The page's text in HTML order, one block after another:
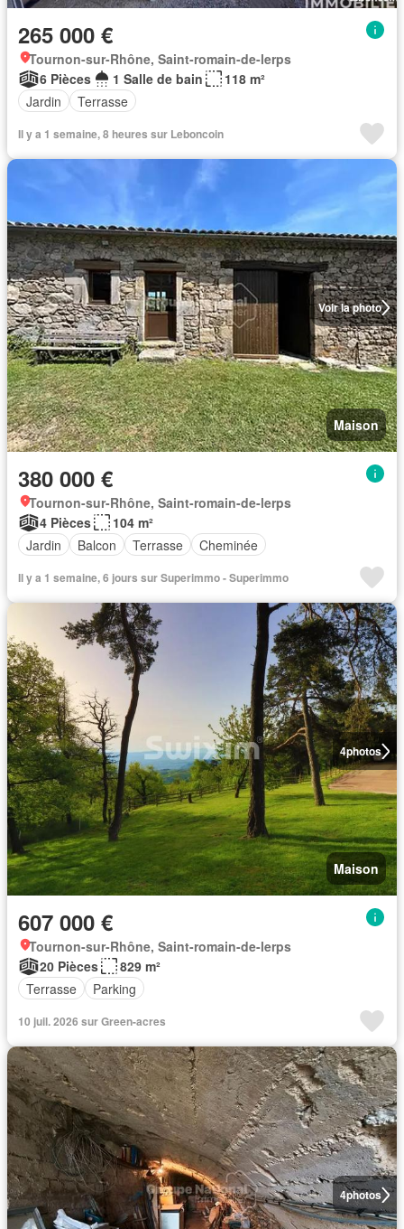
265 000 €
Tournon-sur-Rhône, Saint-romain-de-lerps
6 Pièces
1 Salle de bain
118 m²
Jardin
Terrasse
Il y a 1 semaine, 8 heures sur Leboncoin
Voir la photo
Maison
380 000 €
Tournon-sur-Rhône, Saint-romain-de-lerps
4 Pièces
104 m²
Jardin
Balcon Terrasse Cheminée
Il y a 1 semaine, 6 jours sur Superimmo - Superimmo
4photos
Maison
607 000 €
Tournon-sur-Rhône, Saint-romain-de-lerps
20 Pièces
829 m²
Terrasse
Parking
10 juil. 2026 sur Green-acres
4photos